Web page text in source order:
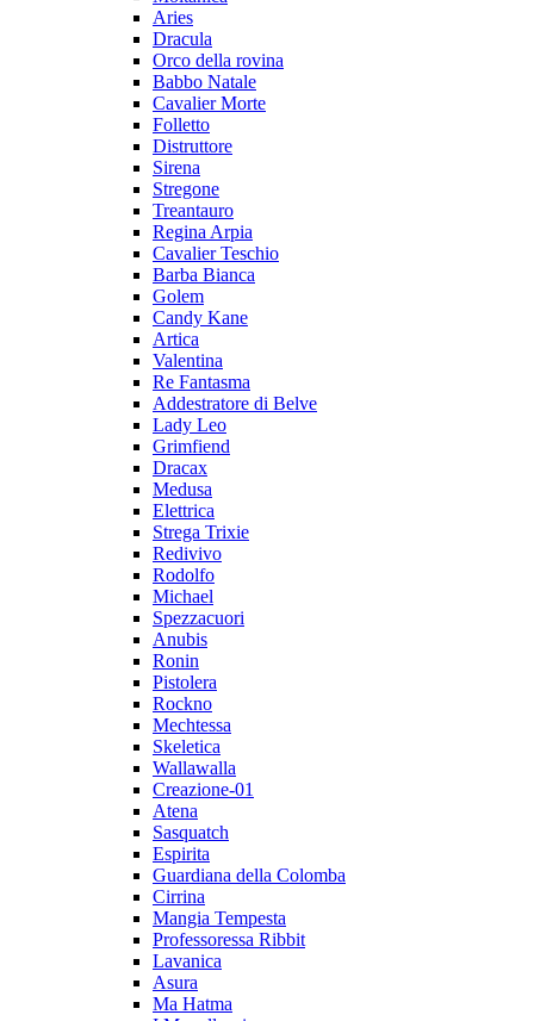
Aries
Dracula
Orco della rovina
Babbo Natale
Cavalier Morte
Folletto
Distruttore
Sirena
Stregone
Treantauro
Regina Arpia
Cavalier Teschio
Barba Bianca
Golem
Candy Kane
Artica
Valentina
Re Fantasma
Addestratore di Belve
Lady Leo
Grimfiend
Dracax
Medusa
Elettrica
Strega Trixie
Redivivo
Rodolfo
Michael
Spezzacuori
Anubis
Ronin
Pistolera
Rockno
Mechtessa
Skeletica
Wallawalla
Creazione-01
Atena
Sasquatch
Espirita
Guardiana della Colomba
Cirrina
Mangia Tempesta
Professoressa Ribbit
Lavanica
Asura
Ma Hatma